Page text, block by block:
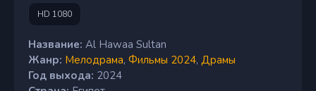
HD 1080
Название: Al Hawaa Sultan
Жанр: Мелодрама, Фильмы 2024, Драмы
Год выхода: 2024